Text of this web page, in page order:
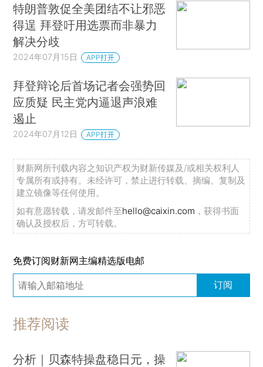
特朗普敦促全美团结不让邪恶
得逞 拜登吁用选票而非暴力
解决分歧
2024年07月15日 APP打开
拜登辩论后首场记者会强势回
应质疑 民主党内逼退声浪难
遏止
2024年07月12日 APP打开
财新网所刊载内容之知识产权为财新传媒及/或相关权利人
专属所有或持有。未经许可，禁止进行转载、摘编、复制及
建立镜像等任何使用。
如有意愿转载，请发邮件至hello@caixin.com ，获得书面
确认及授权后，方可转载。
免费订阅财新网主编精选版电邮
订阅
推荐阅读
分析｜贝森特操盘稳日元，操